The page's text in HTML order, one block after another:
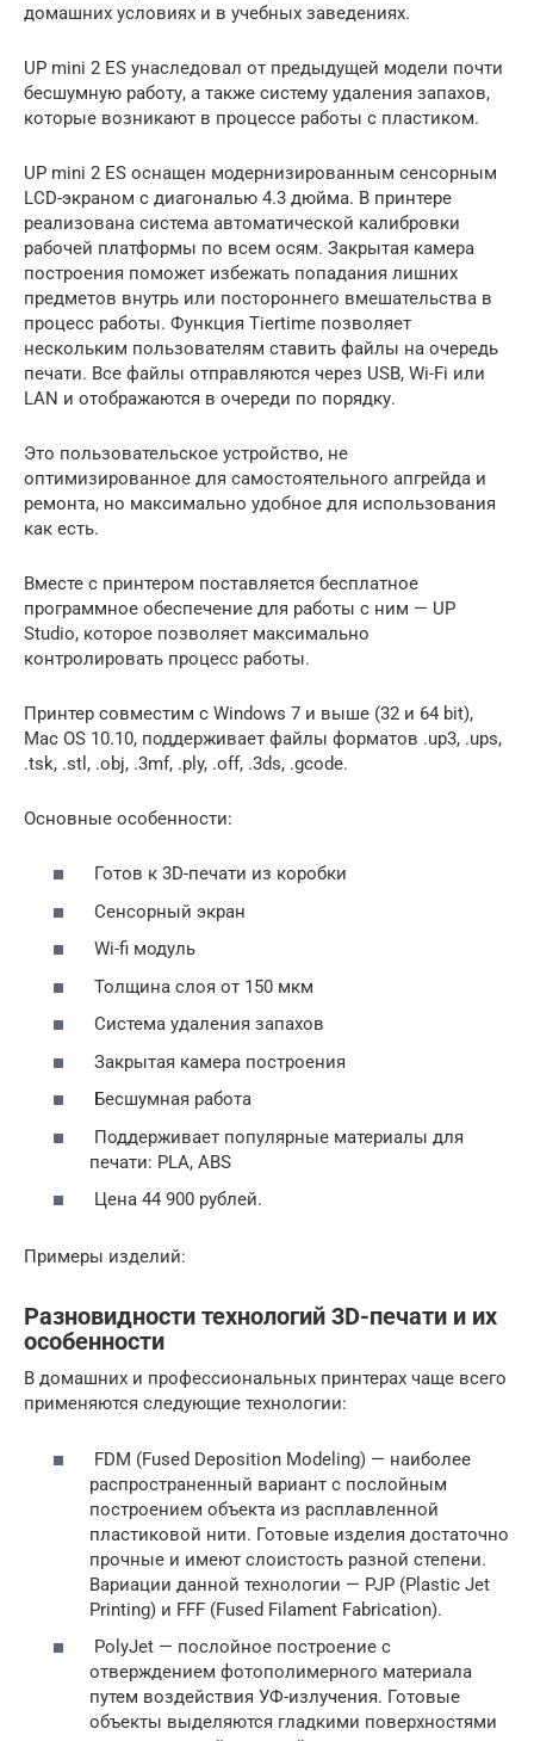
домашних условиях и в учебных заведениях.
UP mini 2 ES унаследовал от предыдущей модели почти
бесшумную работу, а также систему удаления запахов,
которые возникают в процессе работы с пластиком.
UP mini 2 ES оснащен модернизированным сенсорным
LCD-экраном с диагональю 4.3 дюйма. В принтере
реализована система автоматической калибровки
рабочей платформы по всем осям. Закрытая камера
построения поможет избежать попадания лишних
предметов внутрь или постороннего вмешательства в
процесс работы. Функция Tiertime позволяет
нескольким пользователям ставить файлы на очередь
печати. Все файлы отправляются через USB, Wi-Fi или
LAN и отображаются в очереди по порядку.
Это пользовательское устройство, не
оптимизированное для самостоятельного апгрейда и
ремонта, но максимально удобное для использования
как есть.
Вместе с принтером поставляется бесплатное
программное обеспечение для работы с ним — UP
Studio, которое позволяет максимально
контролировать процесс работы.
Принтер совместим с Windows 7 и выше (32 и 64 bit),
Mac OS 10.10, поддерживает файлы форматов .up3, .ups,
.tsk, .stl, .obj, .3mf, .ply, .off, .3ds, .gcode.
Основные особенности:
Готов к 3D-печати из коробки
Сенсорный экран
Wi-fi модуль
Толщина слоя от 150 мкм
Система удаления запахов
Закрытая камера построения
Бесшумная работа
Поддерживает популярные материалы для
печати: PLA, ABS
Цена 44 900 рублей.
Примеры изделий:
Разновидности технологий 3D-печати и их
особенности
В домашних и профессиональных принтерах чаще всего
применяются следующие технологии:
FDM (Fused Deposition Modeling) — наиболее
распространенный вариант с послойным
построением объекта из расплавленной
пластиковой нити. Готовые изделия достаточно
прочные и имеют слоистость разной степени.
Вариации данной технологии — PJP (Plastic Jet
Printing) и FFF (Fused Filament Fabrication).
PolyJet — послойное построение с
отверждением фотополимерного материала
путем воздействия УФ-излучения. Готовые
объекты выделяются гладкими поверхностями